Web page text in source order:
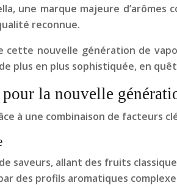
une marque majeure
reconnue.
cette nouvelle génération de
plus en plus sophistiquée, en
la nouvelle
à une combinaison de
saveurs, allant des fruits
des profils aromatiques